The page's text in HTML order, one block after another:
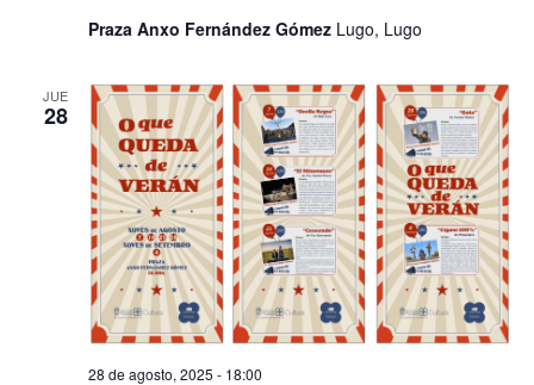
Praza Anxo Fernández Gómez Lugo, Lugo
JUE
28
28 de agosto, 2025 - 18:00